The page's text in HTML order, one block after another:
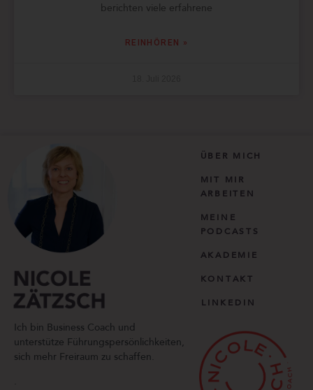
berichten viele erfahrene
REINHÖREN »
Ich bin Business Coach und
unterstütze Führungspersönlichkeiten,
sich mehr Freiraum zu schaffen.
ÜBER MICH
MIT MIR
ARBEITEN
MEINE
PODCASTS
AKADEMIE
KONTAKT
LINKEDIN